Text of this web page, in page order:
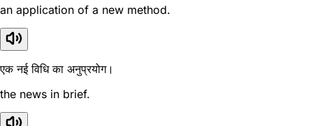
an application of a new method.
एक नई विधि का अनुप्रयोग।
the news in brief.